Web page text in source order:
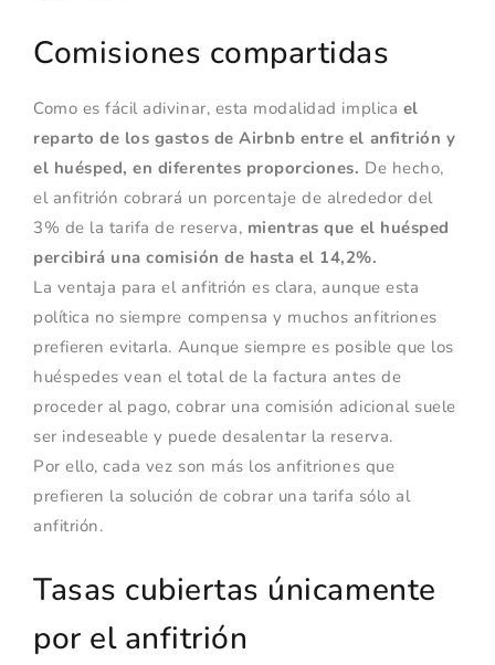
Comisiones compartidas
Como es fácil adivinar, esta modalidad implica el
reparto de los gastos de Airbnb entre el anfitrión y
el huésped, en diferentes proporciones. De hecho,
el anfitrión cobrará un porcentaje de alrededor del
3% de la tarifa de reserva, mientras que el huésped
percibirá una comisión de hasta el 14,2%.
La ventaja para el anfitrión es clara, aunque esta
política no siempre compensa y muchos anfitriones
prefieren evitarla. Aunque siempre es posible que los
huéspedes vean el total de la factura antes de
proceder al pago, cobrar una comisión adicional suele
ser indeseable y puede desalentar la reserva.
Por ello, cada vez son más los anfitriones que
prefieren la solución de cobrar una tarifa sólo al
anfitrión.
Tasas cubiertas únicamente
por el anfitrión